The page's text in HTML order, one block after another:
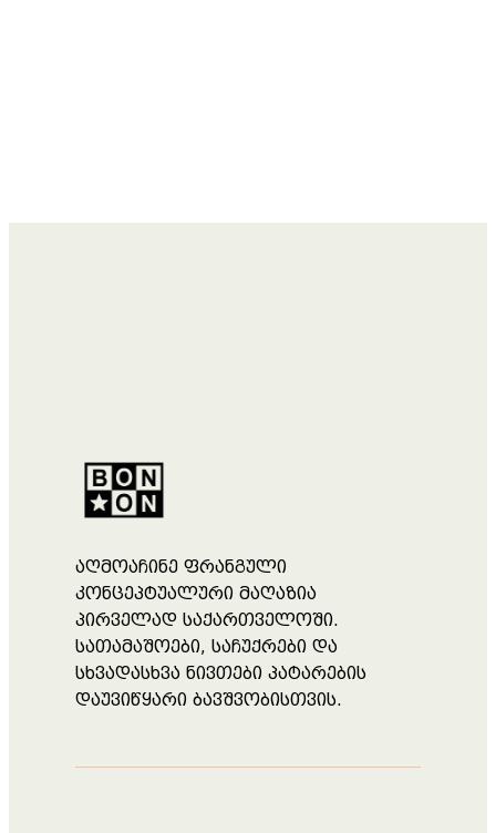
აღმოაჩინე ფრანგული
კონცეპტუალური მაღაზია
პირველად საქართველოში.
სათამაშოები, საჩუქრები და
სხვადასხვა ნივთები პატარების
დაუვიწყარი ბავშვობისთვის.